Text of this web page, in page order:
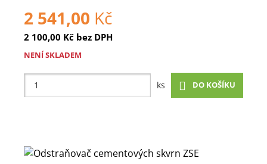
2 541,00 Kč
2 100,00 Kč bez DPH
NENÍ SKLADEM
ks DO KOŠÍKU